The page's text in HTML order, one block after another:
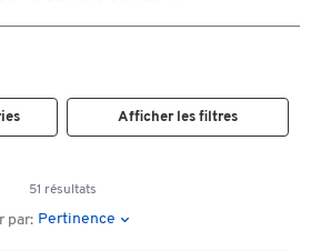
Afficher les filtres
51 résultats
par: Pertinence